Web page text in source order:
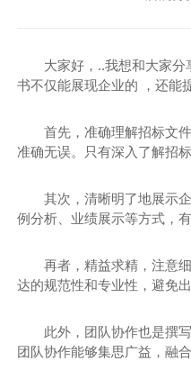
大家好，..我想和大家
书不仅能展现企业的 ，还能
首先，准确理解招标文
准确无误。只有深入了解招
其次，清晰明了地展示
例分析、业绩展示等方式，
再者，精益求精，注意
达的规范性和专业性，避免
此外，团队协作也是撰
团队协作能够集思广益，融